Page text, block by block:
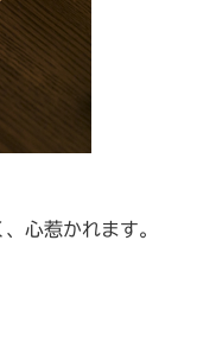
心惹かれます。